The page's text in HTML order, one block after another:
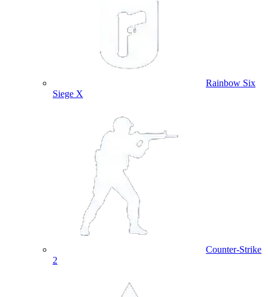
Rainbow Six
Siege X
Counter-Strike
2